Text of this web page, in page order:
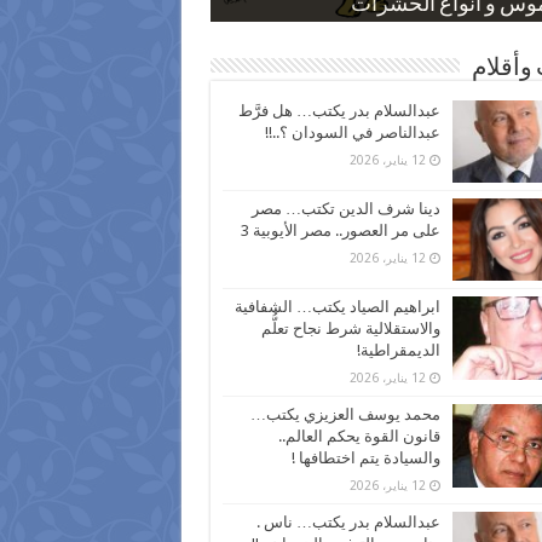
و أنواع الحشرات
بعد ارتفاع الأسعار
نسبة الطلاق في مصر
كاركاتيرية
كاركاتيرية
وأقلام
عبدالسلام بدر يكتب… هل فرَّط
عبدالناصر في السودان ؟..!!
12 يناير، 2026
دينا شرف الدين تكتب… مصر
على مر العصور.. مصر الأيوبية 3
12 يناير، 2026
ابراهيم الصياد يكتب… الشفافية
والاستقلالية شرط نجاح تعلُّم
الديمقراطية!
12 يناير، 2026
محمد يوسف العزيزي يكتب…
قانون القوة يحكم العالم..
والسيادة يتم اختطافها !
12 يناير، 2026
عبدالسلام بدر يكتب… ناس .